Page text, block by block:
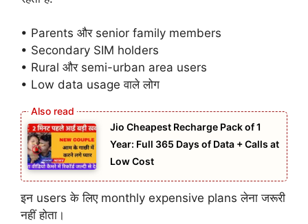
• Parents और senior family members
• Secondary SIM holders
• Rural और semi-urban area users
• Low data usage वाले लोग
Jio Cheapest Recharge Pack of 1
Year: Full 365 Days of Data + Calls at
Low Cost
इन users के लिए monthly expensive plans लेना जरूरी
नहीं होता।